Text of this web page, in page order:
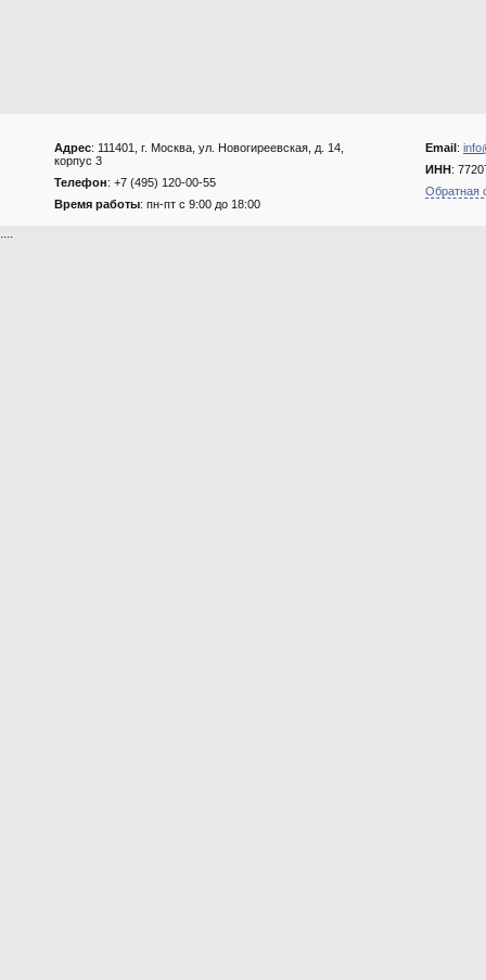
Адрес: 111401, г. Москва, ул. Новогиреевская, д. 14,
корпус 3
Телефон: +7 (495) 120-00-55
Время работы: пн-пт с 9:00 до 18:00
Email:
ИНН:
Обратная
....